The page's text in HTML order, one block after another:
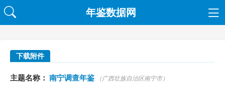
年鉴数据网
下载附件
主题名称： 南宁调查年鉴 （广西壮族自治区南宁市）